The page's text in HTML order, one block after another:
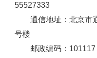
55527333
通信地址：北京市通
号楼
邮政编码：101117